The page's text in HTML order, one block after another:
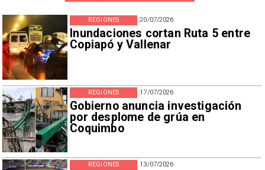
20/07/2026
Inundaciones cortan Ruta 5 entre
Copiapó y Vallenar
REGIONES
17/07/2026
Gobierno anuncia investigación
por desplome de grúa en
Coquimbo
REGIONES
13/07/2026
REGIONES